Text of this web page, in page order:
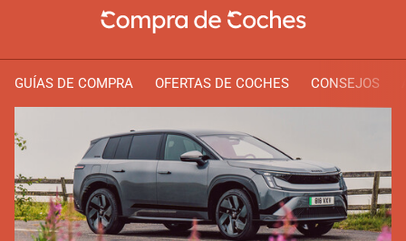
GUÍAS DE COMPRA OFERTAS DE COCHES CONSEJOS